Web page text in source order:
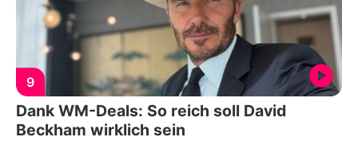
9
Dank WM-Deals: So reich soll David
Beckham wirklich sein